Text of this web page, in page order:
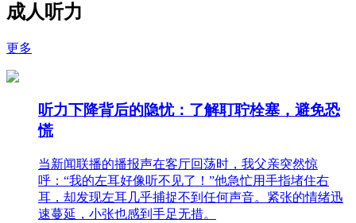
成人听力
更多
听力下降背后的隐忧：了解耵聍栓塞，避免恐
慌
当新闻联播的播报声在客厅回荡时，我父亲突然惊
呼：“我的左耳好像听不见了！”他急忙用手指堵住右
耳，却发现左耳几乎捕捉不到任何声音。紧张的情绪迅
速蔓延，小张也感到手足无措。